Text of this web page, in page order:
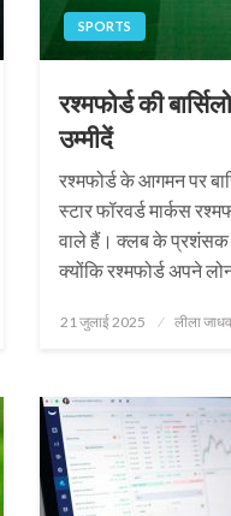
SPORTS
रश्मफोर्ड की
उम्मीदें
रश्मफोर्ड के आगमन पर
स्टार फॉरवर्ड मार्कस
वाले हैं। क्लब के प्रशंसक
क्योंकि रश्मफोर्ड अपने
Posted
21 जुलाई 2025 लीला जाधव